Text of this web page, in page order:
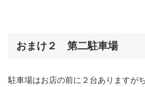
おまけ２ 第二駐車場
駐車場はお店の前に２台ありますが